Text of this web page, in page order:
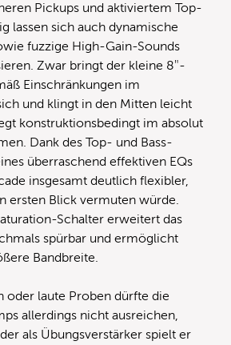
Pickups und aktiviertem Top-
lassen sich auch dynamische
fuzzige High-Gain-Sounds
Zwar bringt der kleine 8″-
Einschränkungen im
und klingt in den Mitten leicht
konstruktionsbedingt im absolut
Dank des Top- und Bass-
überraschend effektiven EQs
insgesamt deutlich flexibler,
ersten Blick vermuten würde.
Schalter erweitert das
spürbar und ermöglicht
Bandbreite.
oder laute Proben dürfte die
allerdings nicht ausreichen,
als Übungsverstärker spielt er